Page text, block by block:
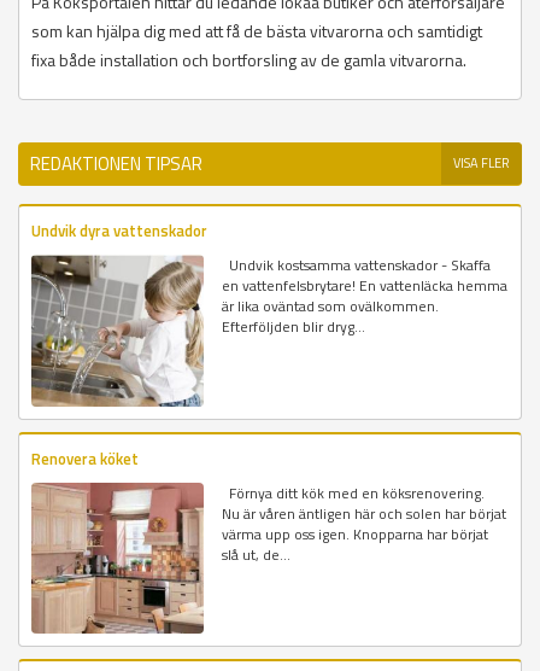
som kan hjälpa dig med att få de bästa vitvarorna och samtidigt
fixa både installation och bortforsling av de gamla vitvarorna.
REDAKTIONEN TIPSAR VISA FLER
Undvik dyra vattenskador
Undvik kostsamma vattenskador - Skaffa
en vattenfelsbrytare! En vattenläcka hemma
är lika oväntad som ovälkommen.
Efterföljden blir dryg...
Renovera köket
Förnya ditt kök med en köksrenovering.
Nu är våren äntligen här och solen har börjat
värma upp oss igen. Knopparna har börjat
slå ut, de...